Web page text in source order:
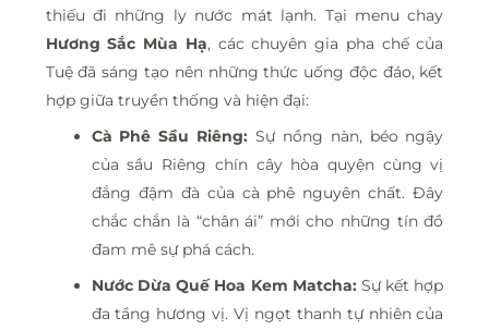
thiếu đi những ly nước mát lạnh. Tại menu chay
Hương Sắc Mùa Hạ, các chuyên gia pha chế của
Tuệ đã sáng tạo nên những thức uống độc đáo, kết
hợp giữa truyền thống và hiện đại:
Cà Phê Sầu Riêng: Sự nồng nàn, béo ngậy
của sầu Riêng chín cây hòa quyện cùng vị
đắng đậm đà của cà phê nguyên chất. Đây
chắc chắn là “chân ái” mới cho những tín đồ
đam mê sự phá cách.
Nước Dừa Quế Hoa Kem Matcha:Sự kết hợp
đa tầng hương vị. Vị ngọt thanh tự nhiên của